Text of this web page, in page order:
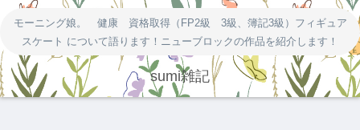
モーニング娘。 健康 資格取得（FP2級 3級、簿記3級）フィギュア
スケート について語ります！ニューブロックの作品を紹介します！
sumi雑記